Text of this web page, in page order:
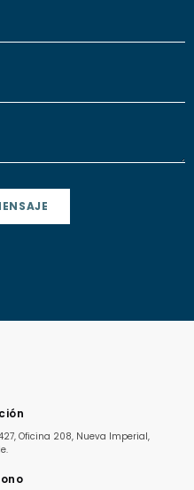
Oficina 208, Nueva Imperial,